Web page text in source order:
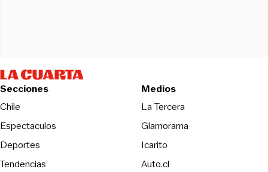
Secciones
Chile
Espectaculos
Deportes
Tendencias
Medios
La TerceraOpens in new
Glamorama
Icarito
Auto.cl